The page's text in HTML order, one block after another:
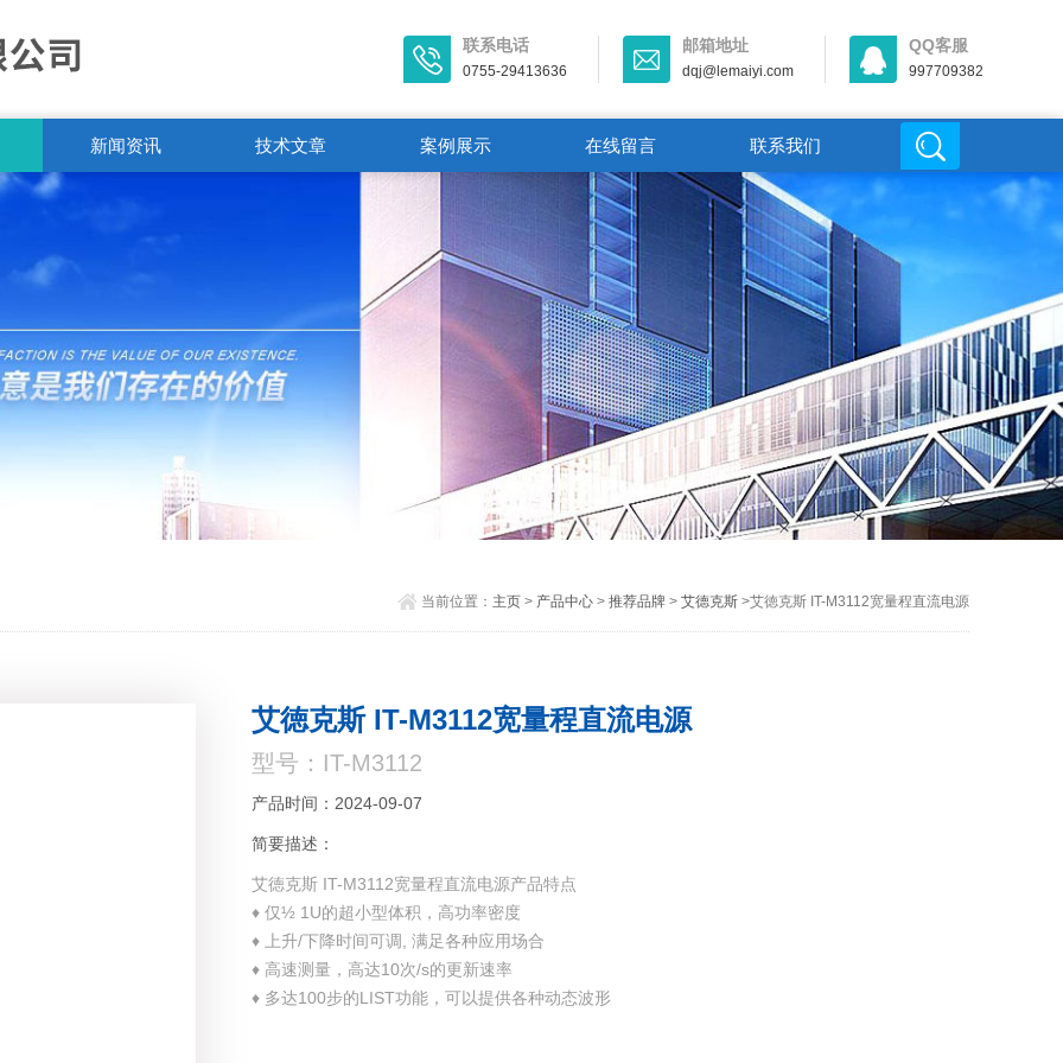
联系电话
0755-29413636
邮箱地址
dqj@lemaiyi.com
QQ客服
997709382
新闻资讯 技术文章 案例展示 在线留言 联系我们
当前位置： 主页> 产品中心> 推荐品牌> 艾德克斯>艾徳克斯 IT-M3112宽量程直流电源
艾徳克斯 IT-M3112宽量程直流电源
型号：IT-M3112
产品时间：2024-09-07
简要描述：
艾徳克斯 IT-M3112宽量程直流电源产品特点
♦ 仅½ 1U的超小型体积，高功率密度
♦ 上升/下降时间可调, 满足各种应用场合
♦ 高速测量，高达10次/s的更新速率
♦ 多达100步的LIST功能，可以提供各种动态波形